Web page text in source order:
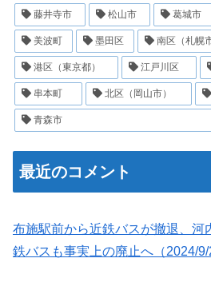
藤井寺市 松山市 葛城市
美波町 墨田区 南区（札幌
港区（東京都） 江戸川区
串本町 北区（岡山市）
青森市
最近のコメント
布施駅前から近鉄バスが撤退、河
鉄バスも事実上の廃止へ（2024/9/